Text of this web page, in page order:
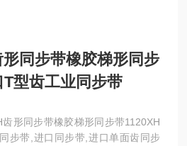
同步带橡胶梯形同步
型齿工业同步带
形同步带橡胶梯形同步带1120XH
步带,进口同步带,进口单面齿同步